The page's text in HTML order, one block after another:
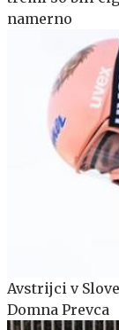
namerno
Avstrijci v
Domna Prevca